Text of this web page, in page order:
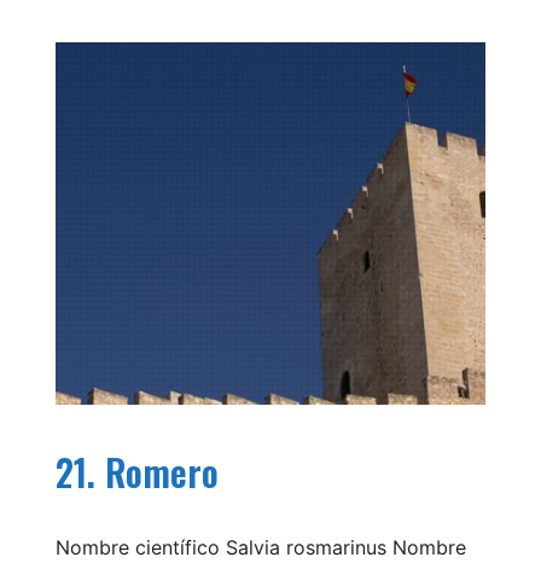
21. Romero
Nombre científico Salvia rosmarinus Nombre